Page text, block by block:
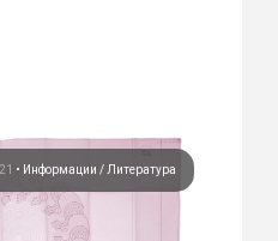
• Информации Литература